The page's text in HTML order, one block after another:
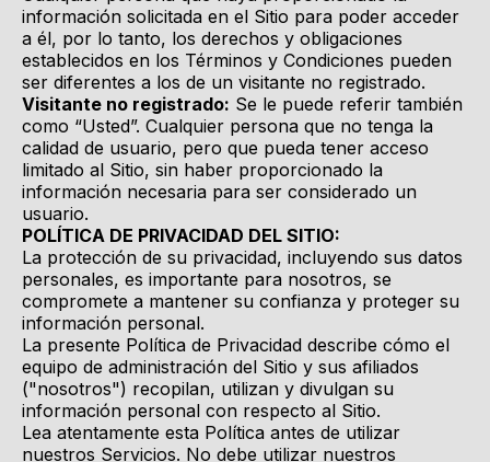
información solicitada en el Sitio para poder acceder
a él, por lo tanto, los derechos y obligaciones
establecidos en los Términos y Condiciones pueden
ser diferentes a los de un visitante no registrado.
Visitante no registrado: Se le puede referir también
como “Usted”. Cualquier persona que no tenga la
calidad de usuario, pero que pueda tener acceso
limitado al Sitio, sin haber proporcionado la
información necesaria para ser considerado un
usuario.
POLÍTICA DE PRIVACIDAD DEL SITIO:
La protección de su privacidad, incluyendo sus datos
personales, es importante para nosotros, se
compromete a mantener su confianza y proteger su
información personal.
La presente Política de Privacidad describe cómo el
equipo de administración del Sitio y sus afiliados
("nosotros") recopilan, utilizan y divulgan su
información personal con respecto al Sitio.
Lea atentamente esta Política antes de utilizar
nuestros Servicios. No debe utilizar nuestros